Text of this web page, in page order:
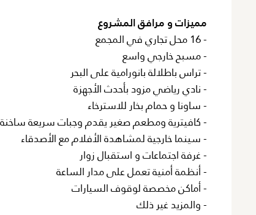
مميزات و مرافق المشروع
- 16 محل تجاري في المجمع
- مسبح خارجي واسع
- تراس باطلالة بانورامية على البحر
- نادي رياضي مزود بأحدث الأجهزة
- ساونا و حمام بخار للاسترخاء
- كافيترية ومطعم صغير يقدم وجبات سريعة ساخنة
- سينما خارجية لمشاهدة الأفلام مع الأصدقاء
- غرفة اجتماعات و استقبال زوار
- أنظمة أمنية تعمل على مدار الساعة
- أماكن مخصصة لوقوف السيارات
- والمزيد غير ذلك